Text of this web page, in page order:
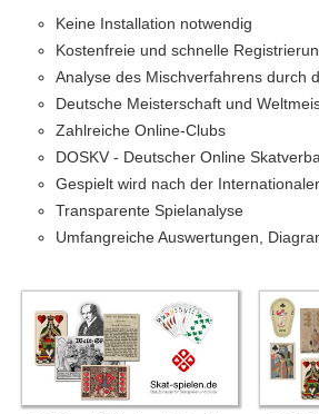
Keine Installation notwendig
Kostenfreie und schnelle
Analyse des Mischverfahrens durch
Deutsche Meisterschaft und
Zahlreiche Online-Clubs
DOSKV - Deutscher Online
Gespielt wird nach der
Transparente Spielanalyse
Umfangreiche Auswertungen,